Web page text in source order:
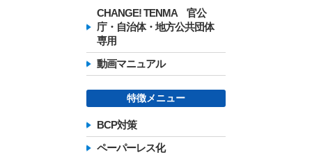
CHANGE! TENMA 官公
庁・自治体・地方公共団体
専用
動画マニュアル
特徴メニュー
BCP対策
ペーパーレス化